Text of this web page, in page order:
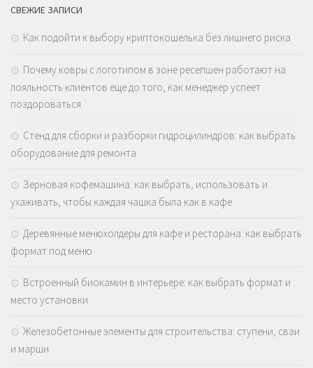
СВЕЖИЕ ЗАПИСИ
Как подойти к выбору криптокошелька без лишнего риска
Почему ковры с логотипом в зоне ресепшен работают на
лояльность клиентов еще до того, как менеджер успеет
поздороваться
Стенд для сборки и разборки гидроцилиндров: как выбрать
оборудование для ремонта
Зерновая кофемашина: как выбрать, использовать и
ухаживать, чтобы каждая чашка была как в кафе
Деревянные менюхолдеры для кафе и ресторана: как выбрать
формат под меню
Встроенный биокамин в интерьере: как выбрать формат и
место установки
Железобетонные элементы для строительства: ступени, сваи
и марши